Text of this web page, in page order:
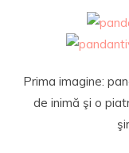
Prima imagine:
de inimă şi o